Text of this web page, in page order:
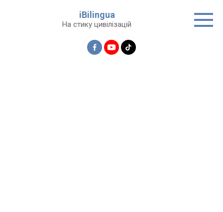
iBilingua
На стику цивілізацій